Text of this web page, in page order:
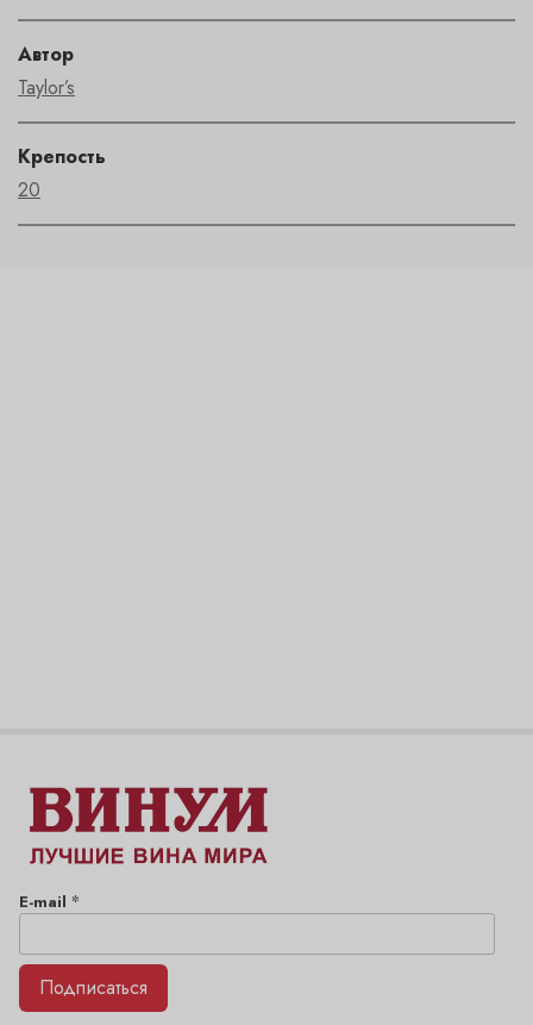
Автор
Taylor’s
Крепость
20
E-mail *
Подписаться